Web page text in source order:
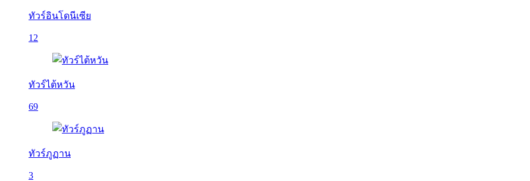
ทัวร์อินโดนีเซีย
12
ทัวร์ไต้หวัน
69
ทัวร์ภูฏาน
3